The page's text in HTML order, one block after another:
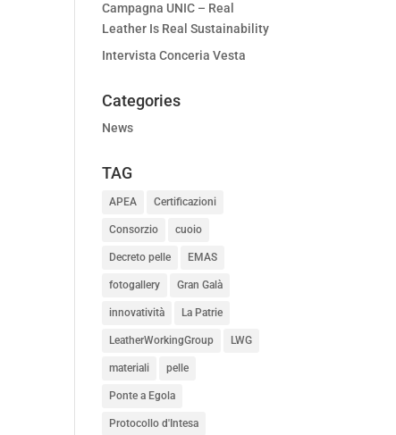
Campagna UNIC – Real
Leather Is Real Sustainability
Intervista Conceria Vesta
Categories
News
TAG
APEA Certificazioni
Consorzio cuoio
Decreto pelle EMAS
fotogallery Gran Galà
innovatività La Patrie
LeatherWorkingGroup LWG
materiali pelle
Ponte a Egola
Protocollo d'Intesa